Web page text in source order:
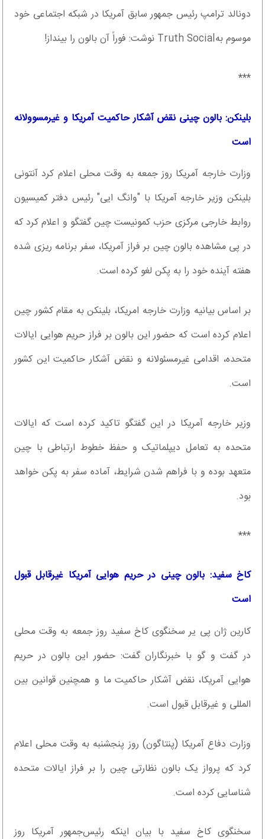
دونالد ترامپ رئیس جمهور سابق آمریکا در شبکه اجتماعی خود
موسوم بهTruth Social نوشت: فوراً آن بالون را بینداز!
***
بلینکن: بالون چینی نقض آشکار حاکمیت آمریکا و غیرمسوولانه
است
وزارت خارجه آمریکا روز جمعه به وقت محلی اعلام کرد آنتونی
بلینکن وزیر خارجه آمریکا با "وانگ ایی" رئیس دفتر کمیسیون
روابط خارجی مرکزی حزب کمونیست چین گفتگو و اعلام کرد که
در پی مشاهده بالون چین بر فراز آمریکا، سفر برنامه ریزی شده
هفته آینده خود را به پکن لغو کرده است.
بر اساس بیانیه وزارت خارجه امریکا، بلینکن به مقام کشور چین
اعلام کرده است که حضور این بالون بر فراز حریم هوایی ایالات
متحده، اقدامی غیرمسئولانه و نقض آشکار حاکمیت این کشور
است.
وزیر خارجه آمریکا در این گفتگو تاکید کرده است که ایالات
متحده به تعامل دیپلماتیک و حفظ خطوط ارتباطی با چین
متعهد بوده و با فراهم شدن شرایط، آماده سفر به پکن خواهد
بود.
***
کاخ سفید: بالون چینی در حریم هوایی آمریکا غیرقابل قبول
است
کارین ژان پی یر سخنگوی کاخ سفید روز جمعه به وقت محلی
در گفت و گو با خبرنگاران گفت: حضور این بالون در حریم
هوایی آمریکا، نقض آشکار حاکمیت ما و همچنین قوانین بین
المللی و غیرقابل قبول است.
وزارت دفاع آمریکا (پنتاگون) روز پنجشنبه به وقت محلی اعلام
کرد که پرواز یک بالون نظارتی چین را بر فراز ایالات متحده
شناسایی کرده است.
سخنگوی کاخ سفید با بیان اینکه رئیس‌جمهور آمریکا روز